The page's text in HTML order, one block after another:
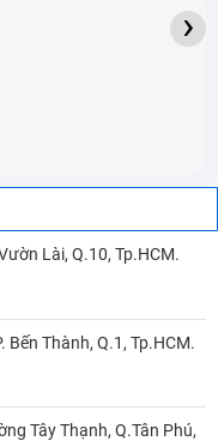
›
Lài, Q.10, Tp.HCM.
Bến Thành, Q.1, Tp.HCM.
Tây Thạnh, Q.Tân Phú,